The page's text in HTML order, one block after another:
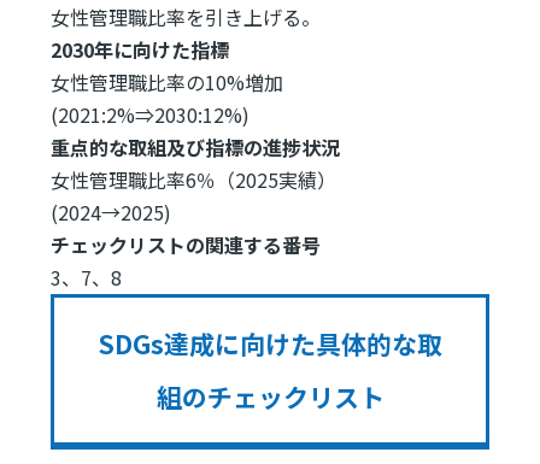
女性管理職比率を引き上げる。
2030年に向けた指標
女性管理職比率の10%増加
(2021:2%⇒2030:12%)
重点的な取組及び指標の進捗状況
女性管理職比率6％（2025実績）
(2024→2025)
チェックリストの関連する番号
3、7、8
SDGs達成に向けた具体的な取
組のチェックリスト